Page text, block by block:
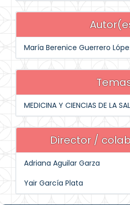
María Berenice Guerrero
MEDICINA Y CIENCIAS DE LA
Director /
Adriana Aguilar Garza
Yair García Plata